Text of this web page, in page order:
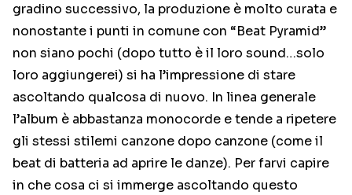
gradino successivo, la produzione è molto curata e
nonostante i punti in comune con “Beat Pyramid”
non siano pochi (dopo tutto è il loro sound…solo
loro aggiungerei) si ha l’impressione di stare
ascoltando qualcosa di nuovo. In linea generale
l’album è abbastanza monocorde e tende a ripetere
gli stessi stilemi canzone dopo canzone (come il
beat di batteria ad aprire le danze). Per farvi capire
in che cosa ci si immerge ascoltando questo